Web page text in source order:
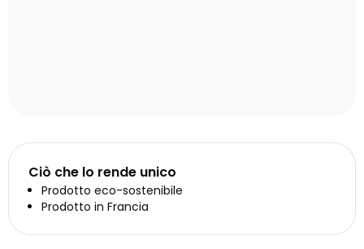
Ciò che lo rende unico
Prodotto eco-sostenibile
Prodotto in Francia